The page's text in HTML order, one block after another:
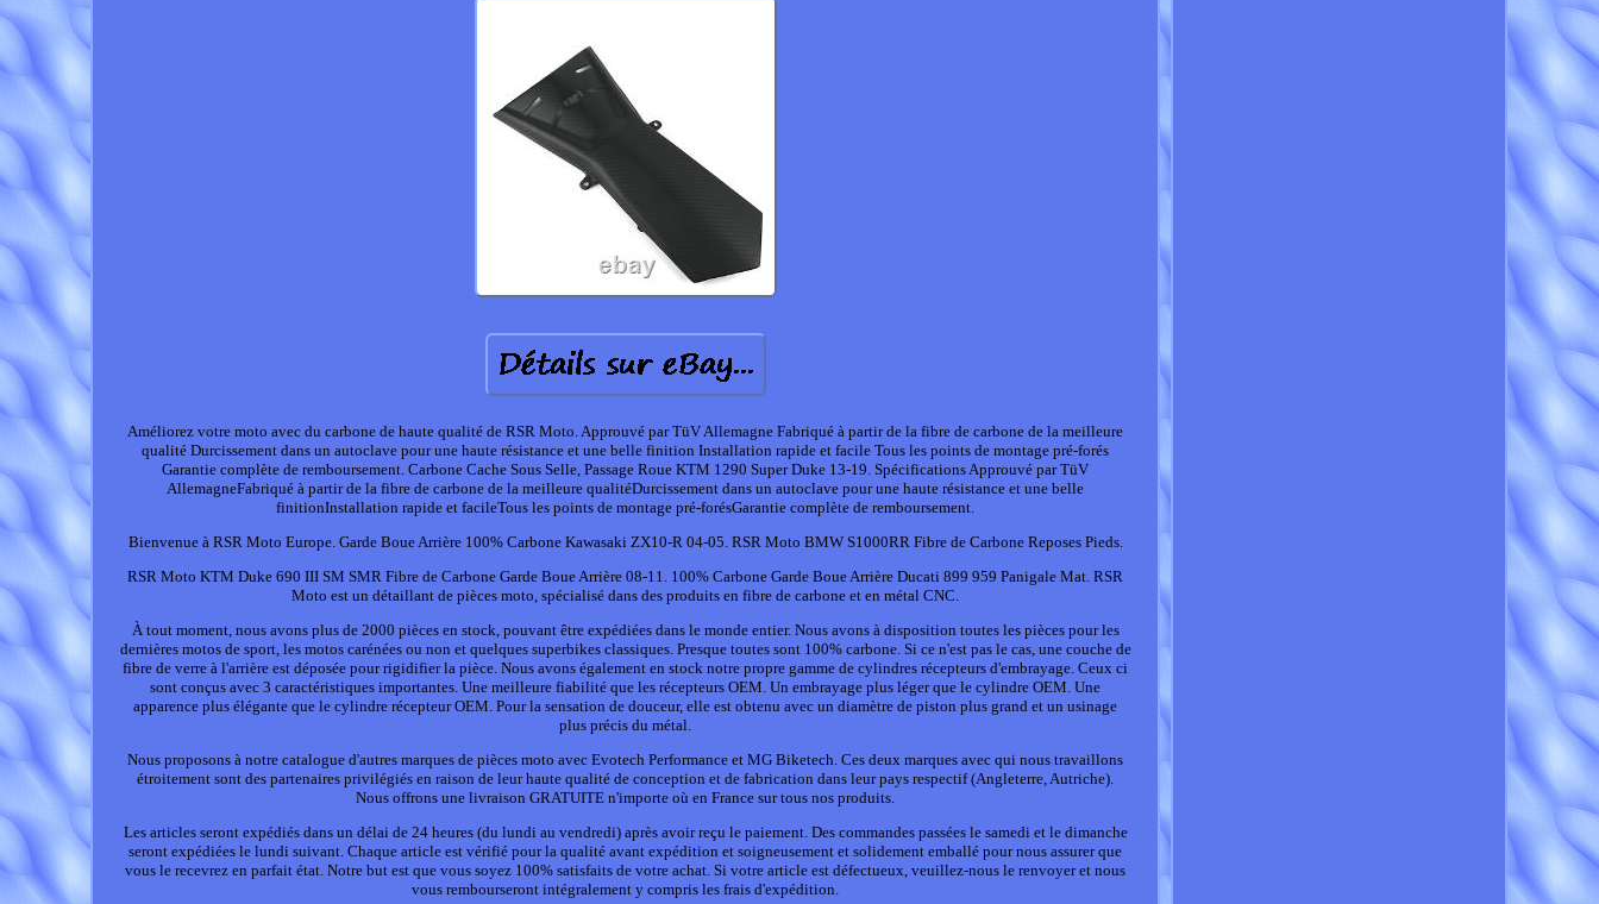
Améliorez votre moto avec du carbone de haute qualité de RSR Moto. Approuvé par TüV Allemagne Fabriqué à partir de la fibre de carbone de la meilleure
qualité Durcissement dans un autoclave pour une haute résistance et une belle finition Installation rapide et facile Tous les points de montage pré-forés
Garantie complète de remboursement. Carbone Cache Sous Selle, Passage Roue KTM 1290 Super Duke 13-19. Spécifications Approuvé par TüV
AllemagneFabriqué à partir de la fibre de carbone de la meilleure qualitéDurcissement dans un autoclave pour une haute résistance et une belle
finitionInstallation rapide et facileTous les points de montage pré-forésGarantie complète de remboursement.
Bienvenue à RSR Moto Europe. Garde Boue Arrière 100% Carbone Kawasaki ZX10-R 04-05. RSR Moto BMW S1000RR Fibre de Carbone Reposes Pieds.
RSR Moto KTM Duke 690 III SM SMR Fibre de Carbone Garde Boue Arrière 08-11. 100% Carbone Garde Boue Arrière Ducati 899 959 Panigale Mat. RSR
Moto est un détaillant de pièces moto, spécialisé dans des produits en fibre de carbone et en métal CNC.
À tout moment, nous avons plus de 2000 pièces en stock, pouvant être expédiées dans le monde entier. Nous avons à disposition toutes les pièces pour les
dernières motos de sport, les motos carénées ou non et quelques superbikes classiques. Presque toutes sont 100% carbone. Si ce n'est pas le cas, une couche de
fibre de verre à l'arrière est déposée pour rigidifier la pièce. Nous avons également en stock notre propre gamme de cylindres récepteurs d'embrayage. Ceux ci
sont conçus avec 3 caractéristiques importantes. Une meilleure fiabilité que les récepteurs OEM. Un embrayage plus léger que le cylindre OEM. Une
apparence plus élégante que le cylindre récepteur OEM. Pour la sensation de douceur, elle est obtenu avec un diamètre de piston plus grand et un usinage
plus précis du métal.
Nous proposons à notre catalogue d'autres marques de pièces moto avec Evotech Performance et MG Biketech. Ces deux marques avec qui nous travaillons
étroitement sont des partenaires privilégiés en raison de leur haute qualité de conception et de fabrication dans leur pays respectif (Angleterre, Autriche).
Nous offrons une livraison GRATUITE n'importe où en France sur tous nos produits.
Les articles seront expédiés dans un délai de 24 heures (du lundi au vendredi) après avoir reçu le paiement. Des commandes passées le samedi et le dimanche
seront expédiées le lundi suivant. Chaque article est vérifié pour la qualité avant expédition et soigneusement et solidement emballé pour nous assurer que
vous le recevrez en parfait état. Notre but est que vous soyez 100% satisfaits de votre achat. Si votre article est défectueux, veuillez-nous le renvoyer et nous
vous rembourseront intégralement y compris les frais d'expédition.